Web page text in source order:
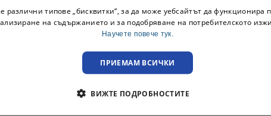
до адрес или офис на куриерска фирма с опция преглед.
при освобождаване на пратката.
различни типове „бисквитки“, за да може уебсайтът да функционира
на съдържанието и за подобряване на потребителското
Научете повече тук.
ПРИЕМАМ ВСИЧКИ
ВИЖТЕ ПОДРОБНОСТИТЕ